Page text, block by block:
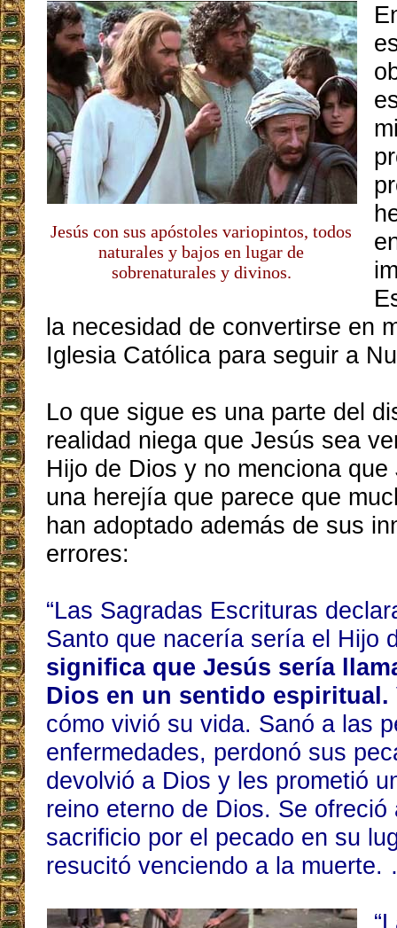
Jesús con sus apóstoles variopintos, todos
naturales y bajos en lugar de
sobrenaturales y divinos.
la necesidad de convertirse en
Iglesia Católica para seguir a
Lo que sigue es una parte del
realidad niega que Jesús sea
Hijo de Dios y no menciona
una herejía que parece que
han adoptado además de sus
errores:
“Las Sagradas Escrituras
Santo que nacería sería el Hijo
significa que Jesús sería
Dios en un sentido espiritual.
cómo vivió su vida. Sanó a las
enfermedades, perdonó sus
devolvió a Dios y les prometió
reino eterno de Dios. Se
sacrificio por el pecado en su
resucitó venciendo a la